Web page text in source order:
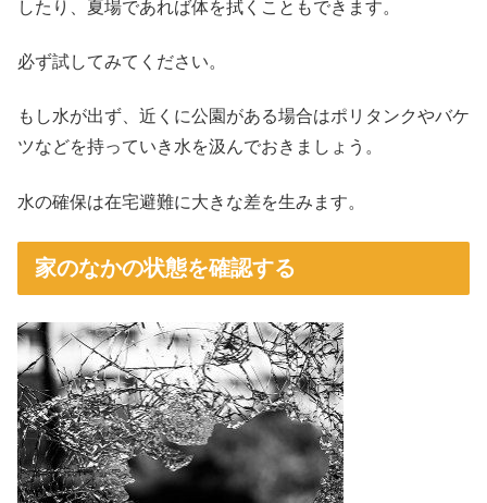
したり、夏場であれば体を拭くこともできます。
必ず試してみてください。
もし水が出ず、近くに公園がある場合はポリタンクやバケ
ツなどを持っていき水を汲んでおきましょう。
水の確保は在宅避難に大きな差を生みます。
家のなかの状態を確認する